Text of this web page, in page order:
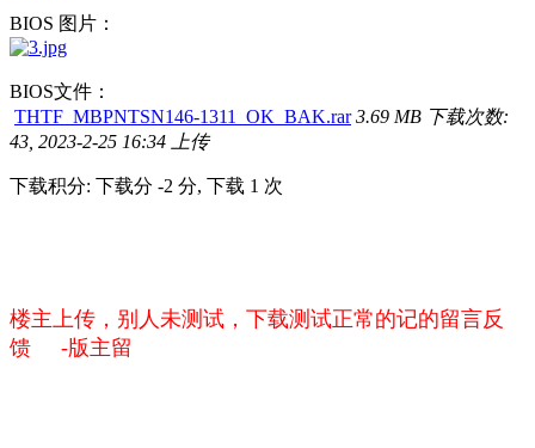
BIOS 图片：
BIOS文件：
THTF_MBPNTSN146-1311_OK_BAK.rar 3.69 MB 下载次数:
43, 2023-2-25 16:34 上传
下载积分: 下载分 -2 分, 下载 1 次
楼主上传，别人未测试，下载测试正常的记的留言反
馈 -版主留